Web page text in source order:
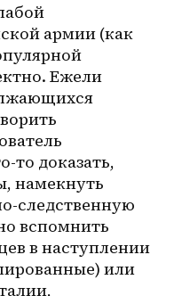
армии (как
Ежели
то доказать,
намекнуть
следственную
вспомнить
в наступлении
или